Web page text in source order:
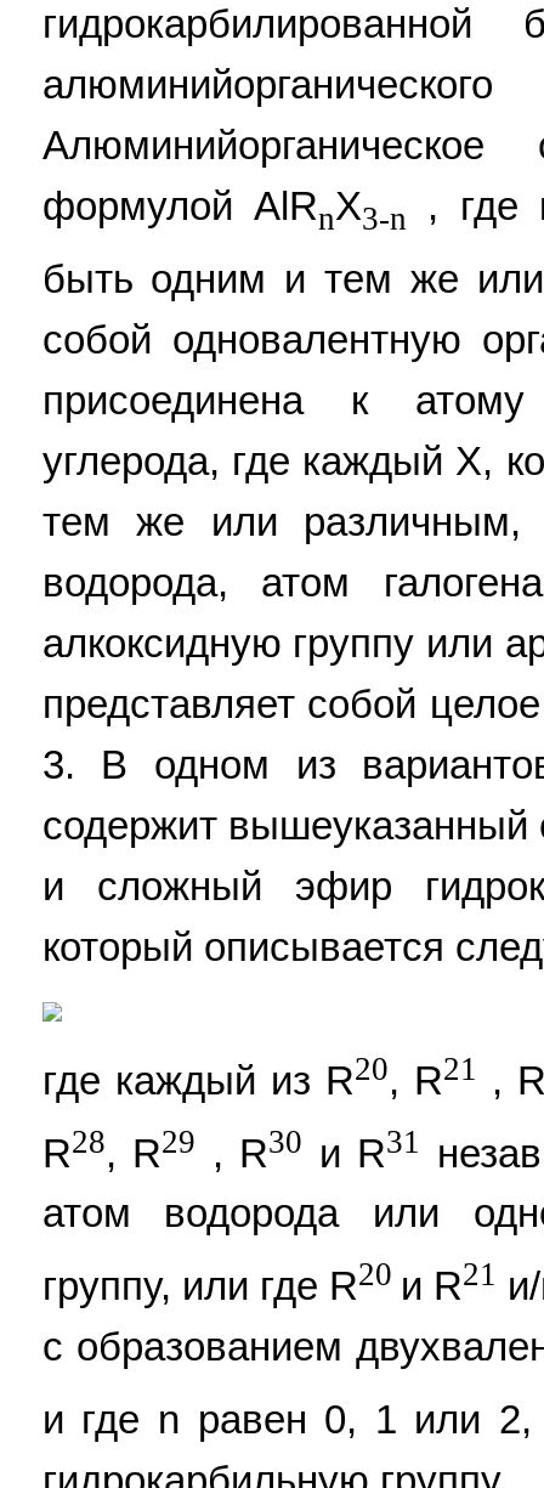
Алюминийорганическое
формулой AlRnX3-n
, где
быть одним и тем же или
собой одновалентную
присоединена к
углерода, где каждый X,
тем же или различным,
водорода, атом
алкоксидную группу или
представляет собой
3. В одном из
содержит вышеуказанный
и сложный эфир
который описывается
где каждый из R20, R21
,
R28, R29 , R30 и R31
атом водорода или
группу, или где R20 и R21
с образованием
и где n равен 0, 1 или